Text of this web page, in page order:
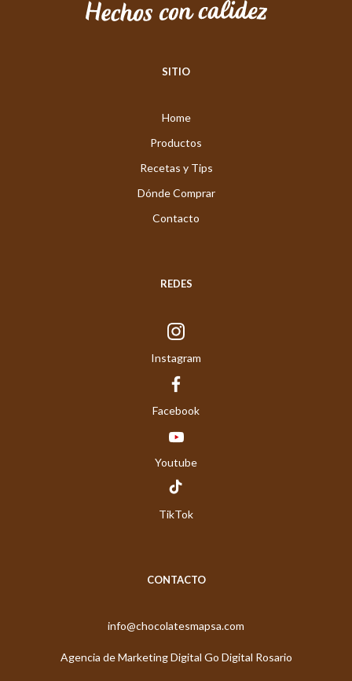
SITIO
Home
Productos
Recetas y Tips
Dónde Comprar
Contacto
REDES
Instagram
Facebook
Youtube
TikTok
CONTACTO
info@chocolatesmapsa.com
Agencia de Marketing Digital Go Digital Rosario